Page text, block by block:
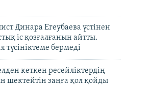
Динара Егеубаева үстінен
іс қозғалғанын айтты.
түсініктеме бермеді
кеткен ресейліктердің
шектейтін заңға қол қойды